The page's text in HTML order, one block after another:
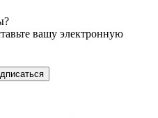
вашу электронную